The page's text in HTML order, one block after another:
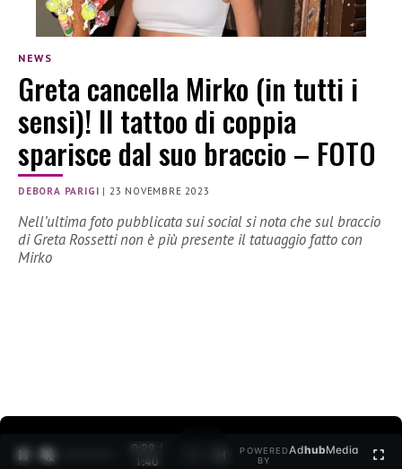
NEWS
Greta cancella Mirko (in tutti i
sensi)! Il tattoo di coppia
sparisce dal suo braccio – FOTO
DEBORA PARIGI | 23 NOVEMBRE 2023
Nell’ultima foto pubblicata sui social si nota che sul braccio
di Greta Rossetti non è più presente il tatuaggio fatto con
Mirko
0:30 /
1:40
POWERED
BY
AdhubMedia